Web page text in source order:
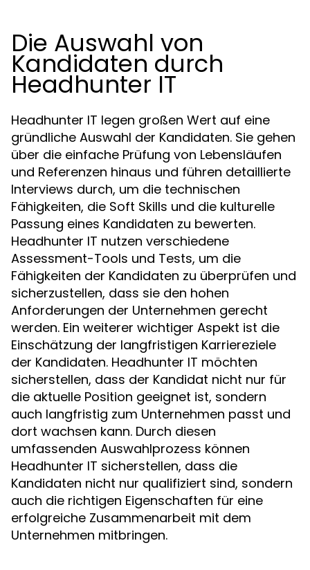
Die Auswahl von
Kandidaten durch
Headhunter IT
Headhunter IT legen großen Wert auf eine
gründliche Auswahl der Kandidaten. Sie gehen
über die einfache Prüfung von Lebensläufen
und Referenzen hinaus und führen detaillierte
Interviews durch, um die technischen
Fähigkeiten, die Soft Skills und die kulturelle
Passung eines Kandidaten zu bewerten.
Headhunter IT nutzen verschiedene
Assessment-Tools und Tests, um die
Fähigkeiten der Kandidaten zu überprüfen und
sicherzustellen, dass sie den hohen
Anforderungen der Unternehmen gerecht
werden. Ein weiterer wichtiger Aspekt ist die
Einschätzung der langfristigen Karriereziele
der Kandidaten. Headhunter IT möchten
sicherstellen, dass der Kandidat nicht nur für
die aktuelle Position geeignet ist, sondern
auch langfristig zum Unternehmen passt und
dort wachsen kann. Durch diesen
umfassenden Auswahlprozess können
Headhunter IT sicherstellen, dass die
Kandidaten nicht nur qualifiziert sind, sondern
auch die richtigen Eigenschaften für eine
erfolgreiche Zusammenarbeit mit dem
Unternehmen mitbringen.